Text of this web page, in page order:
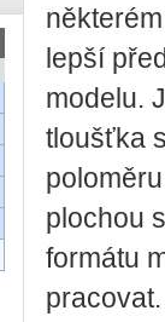
lepší
modelu.
tloušťka
plochou
formátu